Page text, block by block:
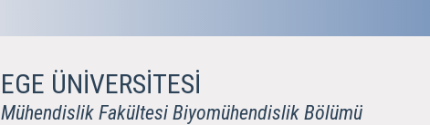
EGE ÜNİVERSİTESİ
Mühendislik Fakültesi Biyomühendislik Bölümü